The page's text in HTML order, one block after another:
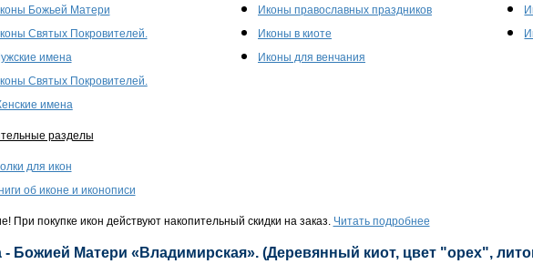
Божьей Матери
Святых Покровителей.
имена
Святых Покровителей.
имена
Иконы православных праздников
Иконы в киоте
Иконы для венчания
разделы
для икон
об иконе и иконописи
При покупке икон действуют накопительный скидки на заказ. Читать подробнее
- Божией Матери «Владимирская». (Деревянный киот, цвет "орех",